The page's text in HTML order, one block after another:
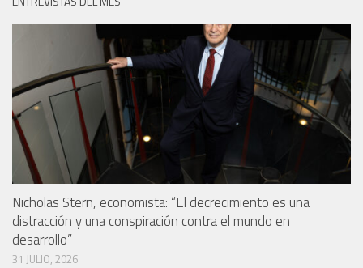
Nicholas Stern, economista: “El decrecimiento es una
distracción y una conspiración contra el mundo en
desarrollo”
31 JULIO, 2026